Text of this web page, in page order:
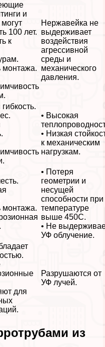
и
100 лет.
к
монтажа.
Нержавейка не
выдерживает
воздействия
агрессивной
среды и
механического
давления.
• Высокая
• Низкая
к механическим
нагрузкам.
монтажа.
• Потеря
геометрии и
несущей
способности при
температуре
выше 450С.
• Не
УФ облучение.
для
Разрушаются от
УФ лучей.
из